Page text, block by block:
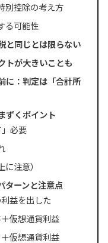
別控除の考え方
る可能性
と同じとは限らない
トが大きいことも
に：判定は「合計所
ずくポイント
必要
注意）
ターンと注意点
益を出した
仮想通貨利益
仮想通貨利益